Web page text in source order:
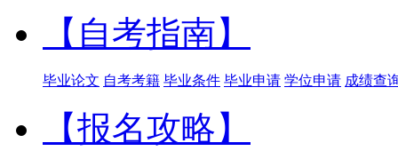
【自考指南】
毕业论文 自考考籍 毕业条件 毕业申请 学位申请 成绩查
【报名攻略】